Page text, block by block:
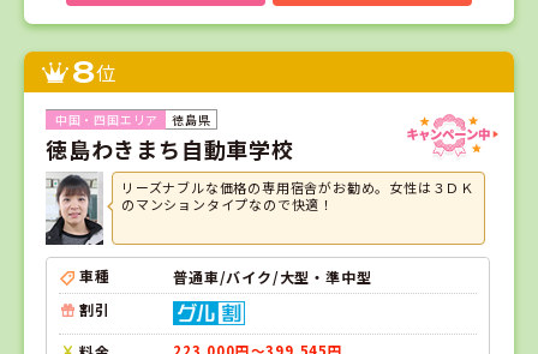
8位
徳島県
徳島わきまち自動車学校
リーズナブルな価格の専用宿舎がお勧め。女性は３ＤＫ
のマンションタイプなので快適！
車種
普通車/バイク/大型・準中型
割引